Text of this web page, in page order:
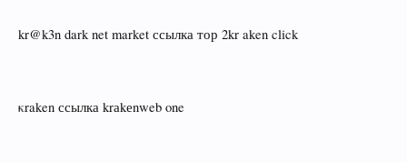
kr@k3n dark net market ссылка тор 2kr aken click
κraken ссылка krаkеnweb one